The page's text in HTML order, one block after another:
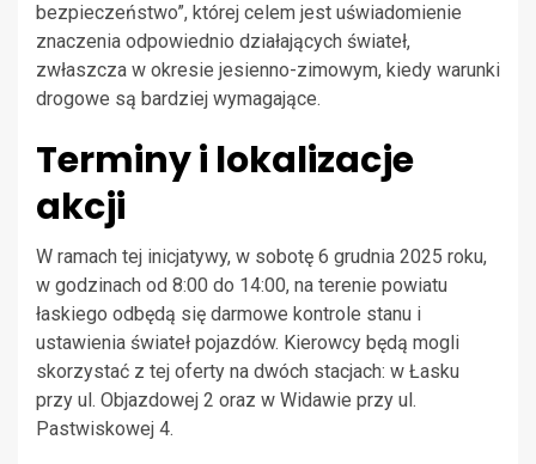
bezpieczeństwo”, której celem jest uświadomienie
znaczenia odpowiednio działających świateł,
zwłaszcza w okresie jesienno-zimowym, kiedy warunki
drogowe są bardziej wymagające.
Terminy i lokalizacje
akcji
W ramach tej inicjatywy, w sobotę 6 grudnia 2025 roku,
w godzinach od 8:00 do 14:00, na terenie powiatu
łaskiego odbędą się darmowe kontrole stanu i
ustawienia świateł pojazdów. Kierowcy będą mogli
skorzystać z tej oferty na dwóch stacjach: w Łasku
przy ul. Objazdowej 2 oraz w Widawie przy ul.
Pastwiskowej 4.